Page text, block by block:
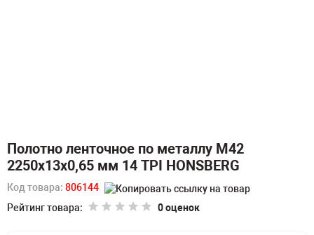
Полотно ленточное по металлу M42
2250х13х0,65 мм 14 TPI HONSBERG
Код товара: 806144
Рейтинг товара:
0 оценок